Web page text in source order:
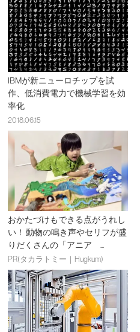
IBMが新ニューロチップを試
作、低消費電力で機械学習を効
率化
2018.06.15
おかたづけもできる点がうれし
い！ 動物の鳴き声やセリフが盛
りだくさんの「アニア ...
PR(タカラトミー｜Hugkum)